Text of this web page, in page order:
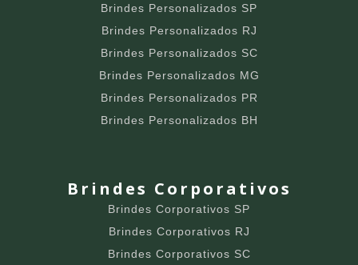
Brindes Personalizados SP
Brindes Personalizados RJ
Brindes Personalizados SC
Brindes Personalizados MG
Brindes Personalizados PR
Brindes Personalizados BH
Brindes Corporativos
Brindes Corporativos SP
Brindes Corporativos RJ
Brindes Corporativos SC